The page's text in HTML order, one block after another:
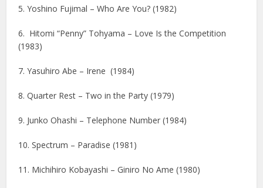
5. Yoshino Fujimal – Who Are You? (1982)
6. Hitomi “Penny” Tohyama – Love Is the Competition
(1983)
7. Yasuhiro Abe – Irene (1984)
8. Quarter Rest – Two in the Party (1979)
9. Junko Ohashi – Telephone Number (1984)
10. Spectrum – Paradise (1981)
11. Michihiro Kobayashi – Giniro No Ame (1980)